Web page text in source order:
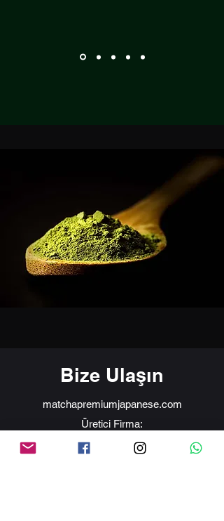
Bize Ulaşın
matchapremiumjapanese.com
Üretici Firma:
Bilge İlaç ve Kozmetik A.Ş.